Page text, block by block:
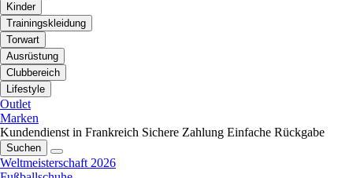
Kinder
Trainingskleidung
Torwart
Ausrüstung
Clubbereich
Lifestyle
Outlet
Marken
Kundendienst in Frankreich Sichere Zahlung Einfache Rückgabe
Suchen
Weltmeisterschaft 2026